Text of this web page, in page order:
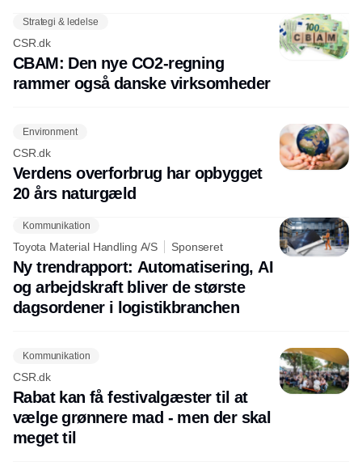
Strategi & ledelse
CSR.dk
CBAM: Den nye CO2-regning
rammer også danske virksomheder
Environment
CSR.dk
Verdens overforbrug har opbygget
20 års naturgæld
Kommunikation
Toyota Material Handling A/S Sponseret
Ny trendrapport: Automatisering, AI
og arbejdskraft bliver de største
dagsordener i logistikbranchen
Kommunikation
CSR.dk
Rabat kan få festivalgæster til at
vælge grønnere mad - men der skal
meget til